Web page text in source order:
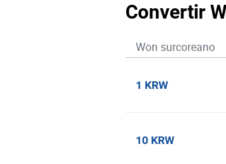
Convertir
Won surcoreano
1 KRW
10 KRW